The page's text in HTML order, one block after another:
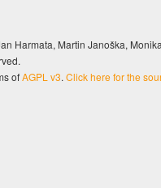
Harmata, Martin Janoška,
ofAGPL v3. Click here for the